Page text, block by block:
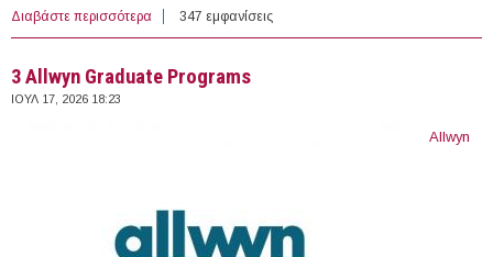
Διαβάστε περισσότερα για ESA Student Internships
347 εμφανίσεις
3 Allwyn Graduate Programs
ΙΟΥΛ 17, 2026 18:23
Allwyn